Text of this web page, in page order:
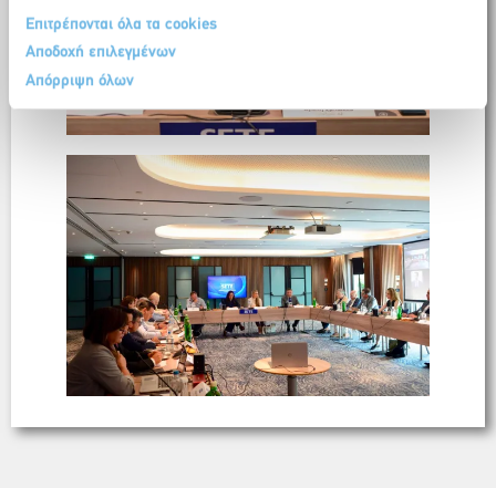
Επιτρέπονται όλα τα cookies
Αποδοχή επιλεγμένων
Απόρριψη όλων